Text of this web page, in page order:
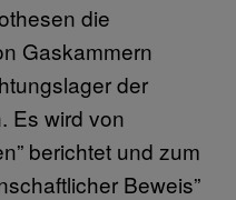
die
Gaskammern
der
Es wird von
berichtet und zum
Beweis”